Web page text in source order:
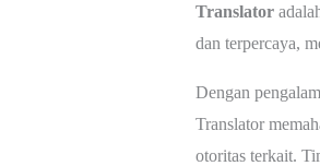
Translator
dan terpercaya,
Dengan
Translator
otoritas terkait.